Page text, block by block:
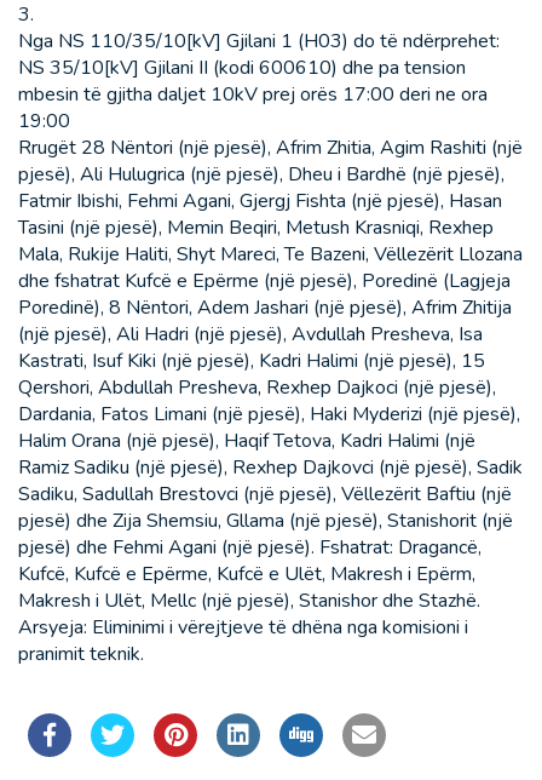
3.
Nga NS 110/35/10[kV] Gjilani 1 (H03) do të ndërprehet:
NS 35/10[kV] Gjilani II (kodi 600610) dhe pa tension
mbesin të gjitha daljet 10kV prej orës 17:00 deri ne ora
19:00
Rrugët 28 Nëntori (një pjesë), Afrim Zhitia, Agim Rashiti (një
pjesë), Ali Hulugrica (një pjesë), Dheu i Bardhë (një pjesë),
Fatmir Ibishi, Fehmi Agani, Gjergj Fishta (një pjesë), Hasan
Tasini (një pjesë), Memin Beqiri, Metush Krasniqi, Rexhep
Mala, Rukije Haliti, Shyt Mareci, Te Bazeni, Vëllezërit Llozana
dhe fshatrat Kufcë e Epërme (një pjesë), Poredinë (Lagjeja
Poredinë), 8 Nëntori, Adem Jashari (një pjesë), Afrim Zhitija
(një pjesë), Ali Hadri (një pjesë), Avdullah Presheva, Isa
Kastrati, Isuf Kiki (një pjesë), Kadri Halimi (një pjesë), 15
Qershori, Abdullah Presheva, Rexhep Dajkoci (një pjesë),
Dardania, Fatos Limani (një pjesë), Haki Myderizi (një pjesë),
Halim Orana (një pjesë), Haqif Tetova, Kadri Halimi (një
Ramiz Sadiku (një pjesë), Rexhep Dajkovci (një pjesë), Sadik
Sadiku, Sadullah Brestovci (një pjesë), Vëllezërit Baftiu (një
pjesë) dhe Zija Shemsiu, Gllama (një pjesë), Stanishorit (një
pjesë) dhe Fehmi Agani (një pjesë). Fshatrat: Dragancë,
Kufcë, Kufcë e Epërme, Kufcë e Ulët, Makresh i Epërm,
Makresh i Ulët, Mellc (një pjesë), Stanishor dhe Stazhë.
Arsyeja: Eliminimi i vërejtjeve të dhëna nga komisioni i
pranimit teknik.